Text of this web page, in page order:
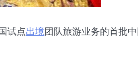
试点出境团队旅游业务的首批